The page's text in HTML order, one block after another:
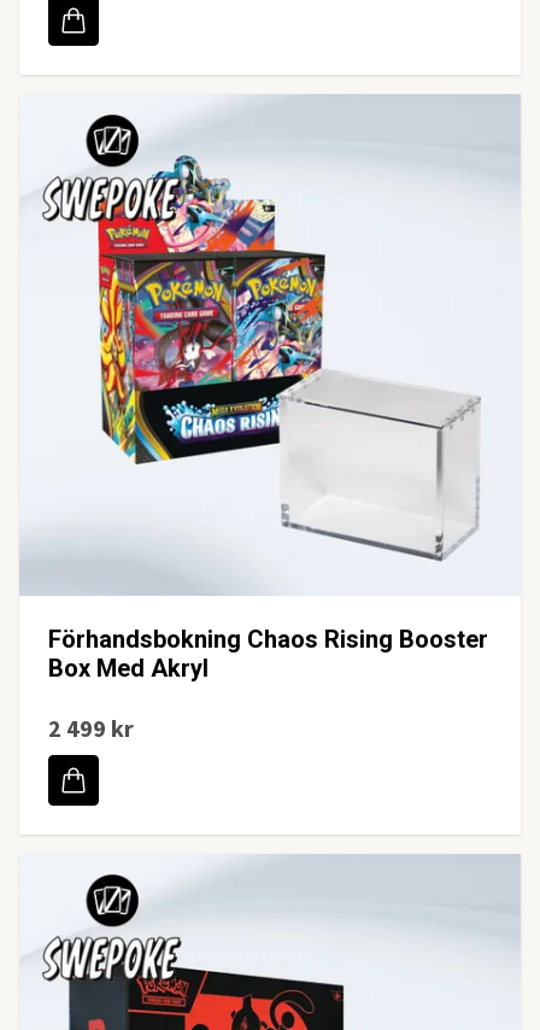
Förhandsbokning Chaos Rising Booster
Box Med Akryl
2 499 kr